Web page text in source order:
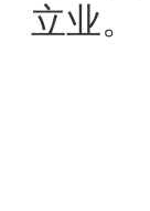
立业。